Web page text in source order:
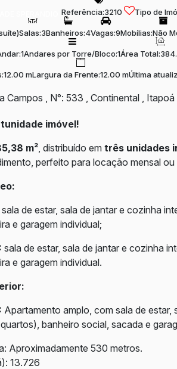
Referência:3210 Tipo de
Salas:3Banheiros:4Vagas:9Mobílias:Não
1Andares por Torre/Bloco:1Área Total:
12.00 mLargura da Frente:12.00 mÚltima
Campos , N°: 533 , Continental , Itapoá
imóvel!
m², distribuído em três unidades
perfeito para locação mensal
sala de estar, sala de jantar e cozinha
e garagem individual;
sala de estar, sala de jantar e cozinha
e garagem individual.
Apartamento amplo, com sala de estar,
banheiro social, sacada e
Aproximadamente 530 metros.
13.726